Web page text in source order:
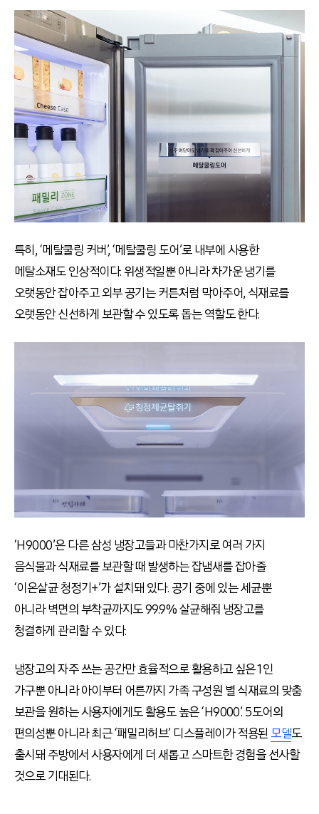
특히, ‘메탈쿨링 커버’, ‘메탈쿨링 도어’로 내부에 사용한
메탈소재도 인상적이다. 위생적일뿐 아니라 차가운 냉기를
오랫동안 잡아주고 외부 공기는 커튼처럼 막아주어, 식재료를
오랫동안 신선하게 보관할 수 있도록 돕는 역할도 한다.
‘H9000’은 다른 삼성 냉장고들과 마찬가지로 여러 가지
음식물과 식재료를 보관할 때 발생하는 잡냄새를 잡아줄
‘이온살균 청정기+’가 설치돼 있다. 공기 중에 있는 세균뿐
아니라 벽면의 부착균까지도 99.9% 살균해줘 냉장고를
청결하게 관리할 수 있다.
냉장고의 자주 쓰는 공간만 효율적으로 활용하고 싶은 1인
가구뿐 아니라 아이부터 어른까지 가족 구성원 별 식재료의 맞춤
보관을 원하는 사용자에게도 활용도 높은 ‘H9000’. 5도어의
편의성뿐 아니라 최근 ‘패밀리허브’ 디스플레이가 적용된모델도
출시돼 주방에서 사용자에게 더 새롭고 스마트한 경험을 선사할
것으로 기대된다.